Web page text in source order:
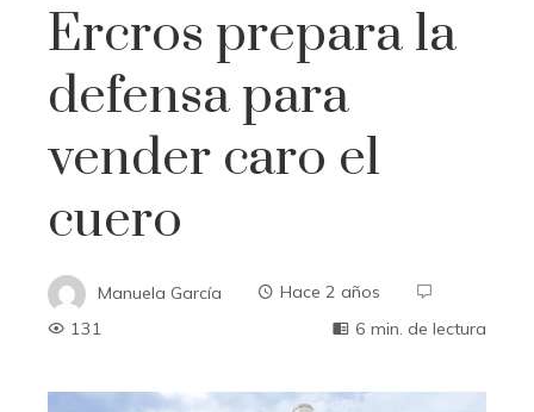
Ercros prepara la
defensa para
vender caro el
cuero
Manuela García
Hace 2 años
131
6 min. de lectura